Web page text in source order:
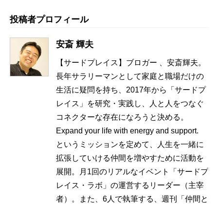
投稿者プロフィール
安斎 輝夫
【サードプレイス】ブロガー 、安斎輝夫。
長年サラリーマンとして家庭と職場だけの
生活に疑問を持ち、2017年から「サードプ
レイス」を研究・実践し、人と人をつなぐ
コネクターな存在になろうと決める。
Expand your life with energy and support.
というミッションを定めて、人生を一緒に
拡張していける仲間を増やすために活動を
展開。月1回のリアルなイベント「サードプ
レイス・ラボ」の運営するリーダー（主宰
者）。また、6人で執筆する、週刊「仲間と